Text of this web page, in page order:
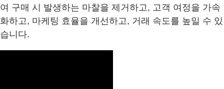
여 구매 시 발생하는 마찰을 제거하고, 고객 여정을 가속
화하고, 마케팅 효율을 개선하고, 거래 속도를 높일 수 있
습니다.